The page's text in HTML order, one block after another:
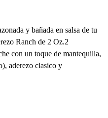
y bañada en salsa de tu
Ranch de 2 Oz.2
con un toque de mantequilla,
aderezo clasico y